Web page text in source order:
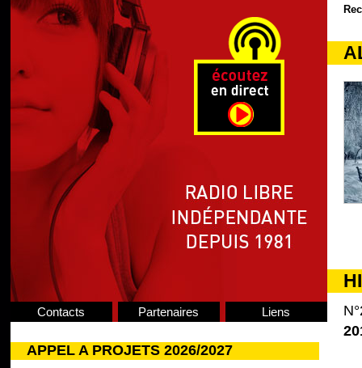
Contacts Partenaires Liens
APPEL A PROJETS 2026/2027